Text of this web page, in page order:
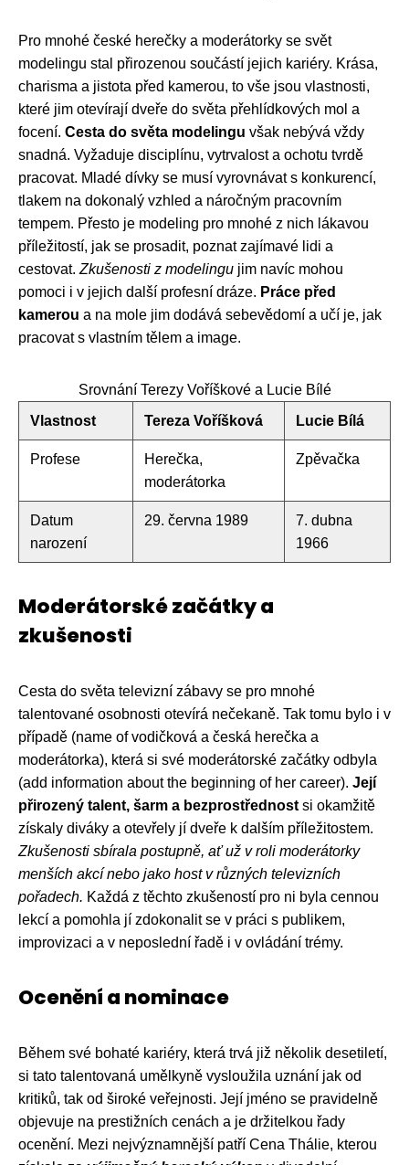
Pro mnohé české herečky a moderátorky se svět
modelingu stal přirozenou součástí jejich kariéry. Krása,
charisma a jistota před kamerou, to vše jsou vlastnosti,
které jim otevírají dveře do světa přehlídkových mol a
focení. Cesta do světa modelingu však nebývá vždy
snadná. Vyžaduje disciplínu, vytrvalost a ochotu tvrdě
pracovat. Mladé dívky se musí vyrovnávat s konkurencí,
tlakem na dokonalý vzhled a náročným pracovním
tempem. Přesto je modeling pro mnohé z nich lákavou
příležitostí, jak se prosadit, poznat zajímavé lidi a
cestovat. Zkušenosti z modelingu jim navíc mohou
pomoci i v jejich další profesní dráze. Práce před
kamerou a na mole jim dodává sebevědomí a učí je, jak
pracovat s vlastním tělem a image.
Srovnání Terezy Voříškové a Lucie Bílé
Vlastnost
Tereza Voříšková Lucie Bílá
Profese
Herečka,
moderátorka
Zpěvačka
Datum
narození
29. června 1989
7. dubna
1966
Moderátorské začátky a
zkušenosti
Cesta do světa televizní zábavy se pro mnohé
talentované osobnosti otevírá nečekaně. Tak tomu bylo i v
případě (name of vodičková a česká herečka a
moderátorka), která si své moderátorské začátky odbyla
(add information about the beginning of her career). Její
přirozený talent, šarm a bezprostřednost si okamžitě
získaly diváky a otevřely jí dveře k dalším příležitostem.
Zkušenosti sbírala postupně, ať už v roli moderátorky
menších akcí nebo jako host v různých televizních
pořadech. Každá z těchto zkušeností pro ni byla cennou
lekcí a pomohla jí zdokonalit se v práci s publikem,
improvizaci a v neposlední řadě i v ovládání trémy.
Ocenění a nominace
Během své bohaté kariéry, která trvá již několik desetiletí,
si tato talentovaná umělkyně vysloužila uznání jak od
kritiků, tak od široké veřejnosti. Její jméno se pravidelně
objevuje na prestižních cenách a je držitelkou řady
ocenění. Mezi nejvýznamnější patří Cena Thálie, kterou